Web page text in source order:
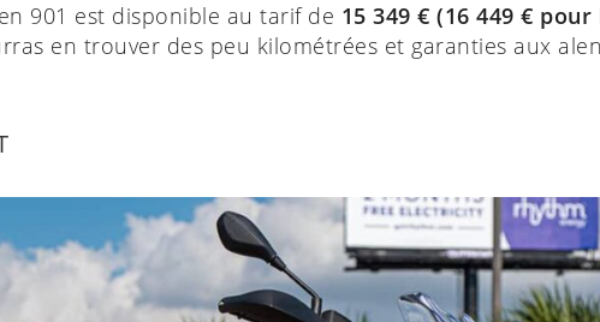
901 est disponible au tarif de 15 349 € (16 449 €
en trouver des peu kilométrées et garanties aux